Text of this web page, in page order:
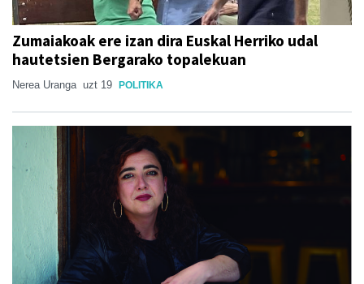
Zumaiakoak ere izan dira Euskal Herriko udal
hautetsien Bergarako topalekuan
Nerea Uranga uzt 19 POLITIKA